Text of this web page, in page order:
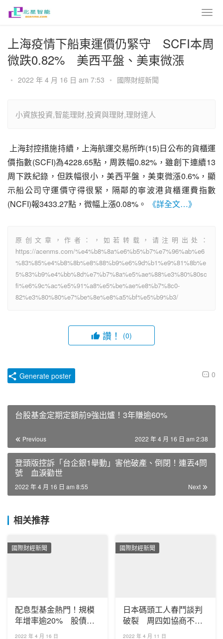
上海疫情下船東運價仍緊守 SCFI本周
微跌0.82% 美西平盤、美東微漲
• 2022 年 4 月 16 日 am 7:53 • 國際財經新聞
小資族投資,智能理財,投資與理財,理財達人
價指數(SCFI)為4228.65點，周跌幅0.82%，雖創下連續13
周下跌紀錄，但跌幅很小，美西平盤，美東微漲0.6%，顯
示船公司守運價守得很緊，隔鄰的寧波港貨櫃運費指數
(NCFI)報3433.27點，微幅上漲0.08%。
《詳全文…》
原创文章，作者：，如若转载，请注明出处：
https://acenms.com/%e4%b8%8a%e6%b5%b7%e7%96%ab%e6
%83%85%e4%b8%8b%e8%88%b9%e6%9d%b1%e9%81%8b%e
5%83%b9%e4%bb%8d%e7%b7%8a%e5%ae%88%e3%80%80sc
fi%e6%9c%ac%e5%91%a8%e5%be%ae%e8%b7%8c0-
82%e3%80%80%e7%be%8e%e8%a5%bf%e5%b9%b3/
讚！ (0)
0
Generate poster
台股基金定期定額前9強出爐！3年賺逾60%
Previous 2022 年 4 月 16 日 am 2:38
登頭版控訴「台企銀1舉動」害他破產、倒閉！連丟4問
號 血淚勸世
Next
2022 年 4 月 16 日 am 8:55
相关推荐
國際財經新聞
配息型基金熱門！規模
年增率逾20% 股債平
衡型占41％「成長最
2022 年 4 月 16 日
國際財經新聞
日本碼頭工人春鬥談判
破裂 周四如協商不成
17日會展開24小時罷工
2022 年 4 月 11 日